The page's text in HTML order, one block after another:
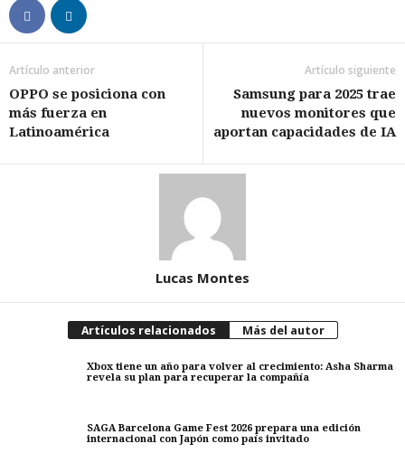
Artículo anterior
OPPO se posiciona con
más fuerza en
Latinoamérica
Artículo siguiente
Samsung para 2025 trae
nuevos monitores que
aportan capacidades de IA
Lucas Montes
Artículos relacionados Más del autor
Xbox tiene un año para volver al crecimiento: Asha Sharma
revela su plan para recuperar la compañía
SAGA Barcelona Game Fest 2026 prepara una edición
internacional con Japón como país invitado